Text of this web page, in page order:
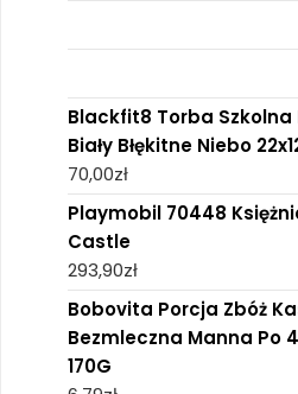
Blackfit8 Torba Szkolna
Biały Błękitne Niebo
70,00zł
Playmobil 70448
Castle
293,90zł
Bobovita Porcja Zbóż
Bezmleczna Manna Po
170G